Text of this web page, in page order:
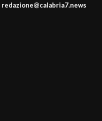
redazione@calabria7.news